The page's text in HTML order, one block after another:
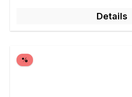
Details
%Rabatt